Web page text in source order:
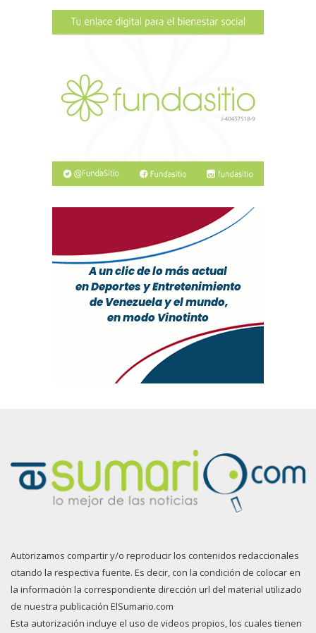
Autorizamos compartir y/o reproducir los contenidos redaccionales
citando la respectiva fuente. Es decir, con la condición de colocar en
la información la correspondiente dirección url del material utilizado
de nuestra publicación ElSumario.com
Esta autorización incluye el uso de videos propios, los cuales tienen